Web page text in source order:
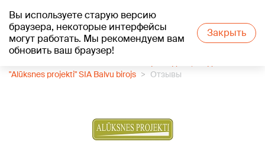
Вы используете старую версию
браузера, некоторые интерфейсы
могут работать. Мы рекомендуем вам
обновить ваш браузер!
Закрыть
+18°C
"Alūksnes projekti" SIA Balvu birojs
Отзывы